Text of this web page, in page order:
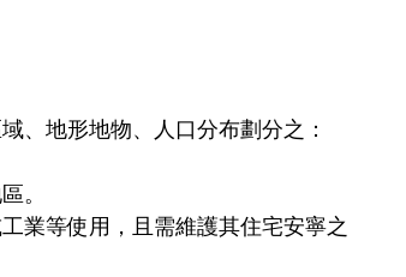
、地形地物、人口分布劃分之：
。
業等使用，且需維護其住宅安寧之